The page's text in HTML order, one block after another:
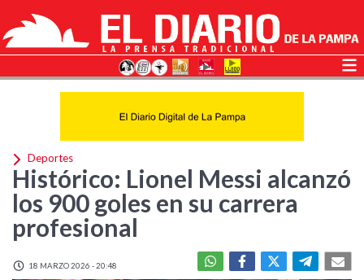
Deportes
Histórico: Lionel Messi alcanzó
los 900 goles en su carrera
profesional
18 MARZO 2026 - 20:48